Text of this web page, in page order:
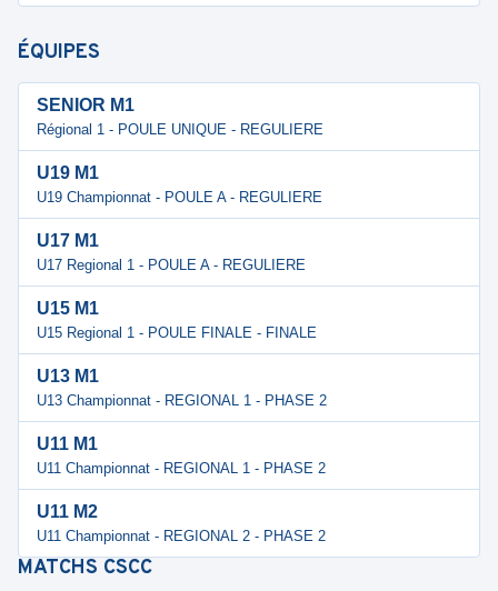
ÉQUIPES
SENIOR M1
Régional 1 - POULE UNIQUE - REGULIERE
U19 M1
U19 Championnat - POULE A - REGULIERE
U17 M1
U17 Regional 1 - POULE A - REGULIERE
U15 M1
U15 Regional 1 - POULE FINALE - FINALE
U13 M1
U13 Championnat - REGIONAL 1 - PHASE 2
U11 M1
U11 Championnat - REGIONAL 1 - PHASE 2
U11 M2
U11 Championnat - REGIONAL 2 - PHASE 2
MATCHS CSCC